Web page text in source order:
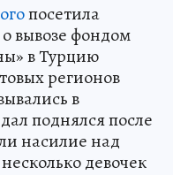
посетила
вывозе фондом
в Турцию
регионов
в
поднялся после
насилие над
девочек